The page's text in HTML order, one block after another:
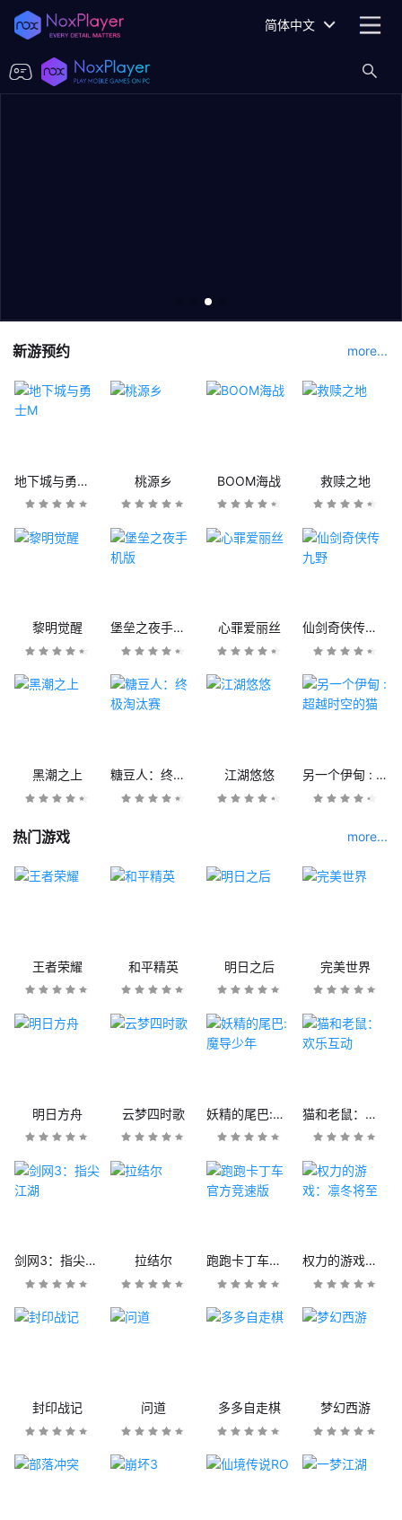
简体中文
新游预约 more...
地下城与勇士M 桃源乡 BOOM海战 救赎之地
黎明觉醒 堡垒之夜手机版 心罪爱丽丝 仙剑奇侠传九野
黑潮之上 糖豆人：终极淘汰赛 江湖悠悠 另一个伊甸 : 超越时空的猫
热门游戏 more...
王者荣耀 和平精英 明日之后 完美世界
明日方舟 云梦四时歌 妖精的尾巴:魔导少年 猫和老鼠：欢乐互动
剑网3：指尖江湖 拉结尔 跑跑卡丁车官方竞速版 权力的游戏：凛冬将至
封印战记 问道 多多自走棋 梦幻西游